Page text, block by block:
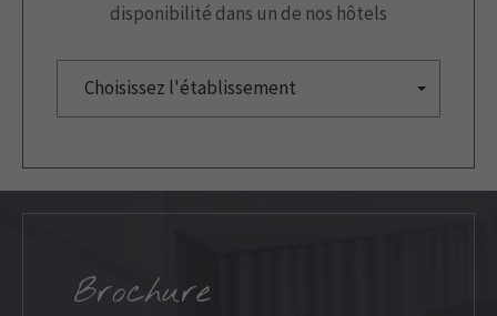
disponibilité dans un de nos hôtels
Choisissez l'établissement
Brochure